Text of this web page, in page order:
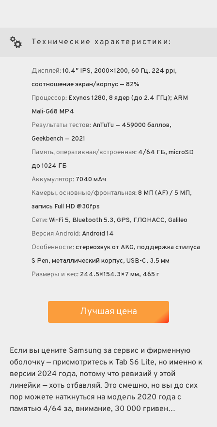
Технические характеристики:
Дисплей:10.4″ IPS, 2000×1200, 60 Гц, 224 ppi,
соотношение экран/корпус — 82%
Процессор: Exynos 1280, 8 ядер (до 2.4 ГГц); ARM
Mali-G68 MP4
Результаты тестов:AnTuTu — 459000 баллов,
Geekbench — 2021
Память, оперативная/встроенная: 4/64 ГБ, microSD
до 1024 ГБ
Аккумулятор: 7040 мА·ч
Камеры, основные/фронтальная:8 МП (AF) / 5 МП,
запись Full HD @30fps
Сети:Wi-Fi 5, Bluetooth 5.3, GPS, ГЛОНАСС, Galileo
Версия Android:Android 14
Особенности:стереозвук от AKG, поддержка стилуса
S Pen, металлический корпус, USB-C, 3.5 мм
Размеры и вес: 244.5×154.3×7 мм, 465 г
Лучшая цена
Если вы цените Samsung за сервис и фирменную
оболочку — присмотритесь к Tab S6 Lite, но именно к
версии 2024 года, потому что ревизий у этой
линейки — хоть отбавляй. Это смешно, но вы до сих
пор можете наткнуться на модель 2020 года с
памятью 4/64 за, внимание, 30 000 гривен…